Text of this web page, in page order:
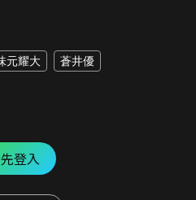
元耀大 蒼井優
登入